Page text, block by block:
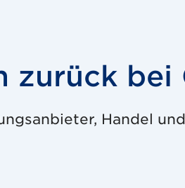
bei
Handel und